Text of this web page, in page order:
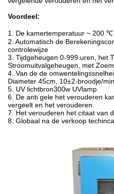
Voordeel:
1. De kamertemperatuur ~ 200
2. Automatisch de
controlewijze
3. Tijdgeheugen 0-999 uren, het
Stroomuitvalgeheugen, met
4. Van de de
Diameter 45cm, 10±2-broodje/min
5. UV lichtbron300w UVlamp
6. De anti gele het verouderen
vergeelt en het verouderen.
7. Het verouderen het citaat van
8. Globaal na de verkoop